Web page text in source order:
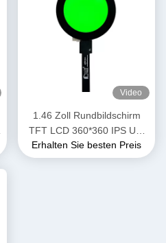
Video
1.46 Zoll Rundbildschirm
TFT LCD 360*360 IPS Uhr
LCD-Display Modul
Erhalten Sie besten Preis